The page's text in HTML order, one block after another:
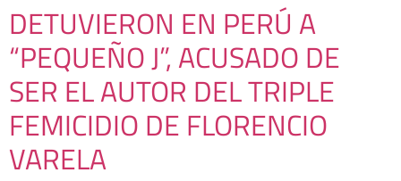
DETUVIERON EN PERÚ A
“PEQUEÑO J”, ACUSADO DE
SER EL AUTOR DEL TRIPLE
FEMICIDIO DE FLORENCIO
VARELA